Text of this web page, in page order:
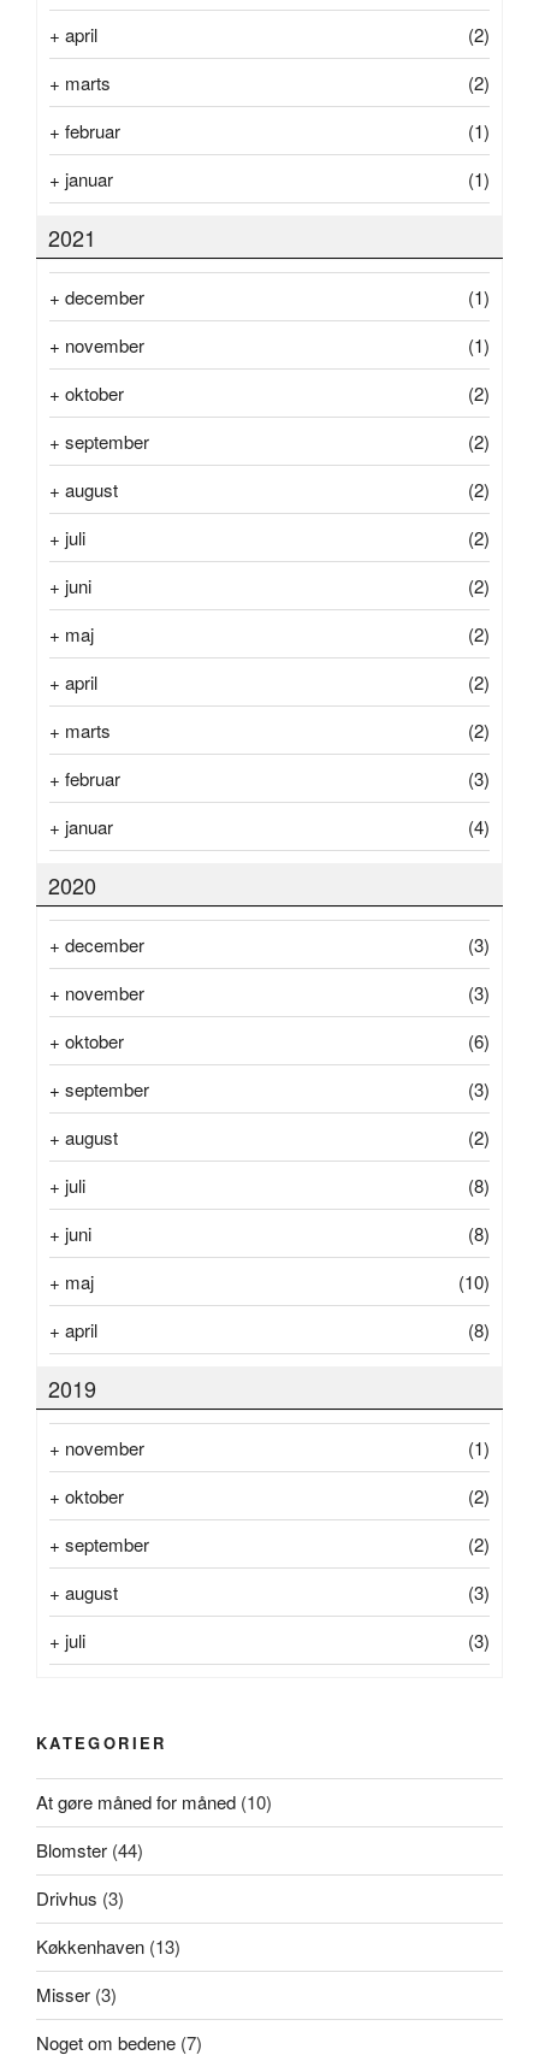
+ april
(2)
+ marts
(2)
+ februar
(1)
+ januar (1)
2021
+ december
(1)
+ november
(1)
+ oktober
(2)
+ september
(2)
+ august
(2)
+ juli
(2)
+ juni
(2)
+ maj
(2)
+ april
(2)
+ marts
(2)
+ februar
(3)
+ januar (4)
2020
+ december
(3)
+ november
(3)
+ oktober
(6)
+ september
(3)
+ august
(2)
+ juli
(8)
+ juni
(8)
+ maj
(10)
+ april (8)
2019
+ november
(1)
+ oktober
(2)
+ september
(2)
+ august
(3)
+ juli (3)
KATEGORIER
At gøre måned for måned (10)
Blomster (44)
Drivhus (3)
Køkkenhaven (13)
Misser (3)
Noget om bedene (7)